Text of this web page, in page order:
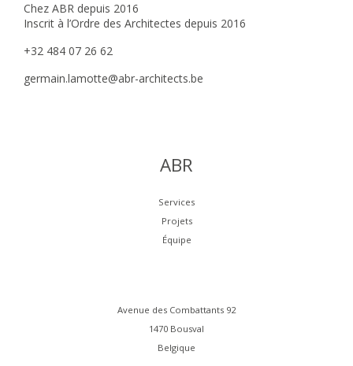
Chez ABR depuis 2016
Inscrit à l’Ordre des Architectes depuis 2016
+32 484 07 26 62
germain.lamotte@abr-architects.be
ABR
Services
Projets
Équipe
Avenue des Combattants 92
1470 Bousval
Belgique